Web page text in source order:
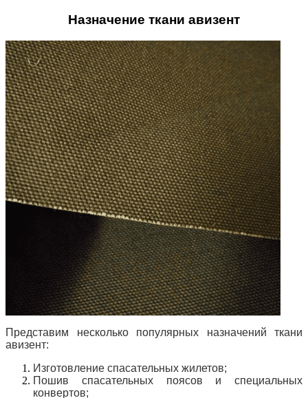
Назначение ткани авизент
Представим несколько популярных назначений ткани
авизент:
Изготовление спасательных жилетов;
Пошив спасательных поясов и специальных
конвертов;